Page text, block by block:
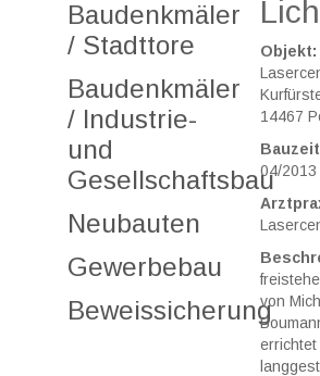
Baudenkmäler
/ Stadttore
Baudenkmäler
/ Industrie-
und
Gesellschaftsbau
Neubauten
Gewerbebau
Beweissicherung
Objekt:
14467
04/2013
von